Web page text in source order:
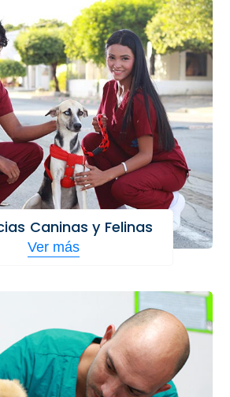
Caninas y Felinas
Ver más